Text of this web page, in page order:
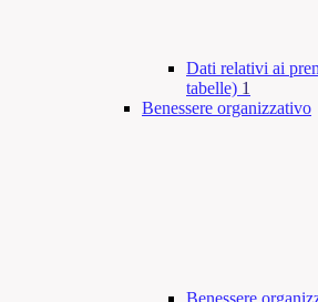
Dati relativi ai
tabelle) 1
Benessere organizzativo
Benessere